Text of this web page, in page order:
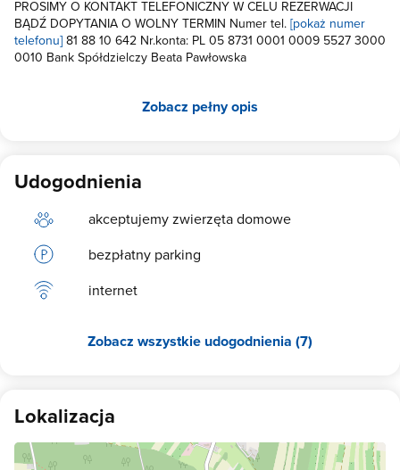
PROSIMY O KONTAKT TELEFONICZNY W CELU REZERWACJI
BĄDŹ DOPYTANIA O WOLNY TERMIN Numer tel. [pokaż numer
telefonu] 81 88 10 642 Nr.konta: PL 05 8731 0001 0009 5527 3000
0010 Bank Spółdzielczy Beata Pawłowska
Zobacz pełny opis
Udogodnienia
akceptujemy zwierzęta domowe
bezpłatny parking
internet
Zobacz wszystkie udogodnienia (7)
Lokalizacja